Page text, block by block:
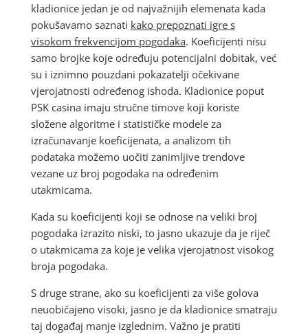
kladionice jedan je od najvažnijih elemenata kada
pokušavamo saznati kako prepoznati igre s
visokom frekvencijom pogodaka. Koeficijenti nisu
samo brojke koje određuju potencijalni dobitak, već
su i iznimno pouzdani pokazatelji očekivane
vjerojatnosti određenog ishoda. Kladionice poput
PSK casina imaju stručne timove koji koriste
složene algoritme i statističke modele za
izračunavanje koeficijenata, a analizom tih
podataka možemo uočiti zanimljive trendove
vezane uz broj pogodaka na određenim
utakmicama.
Kada su koeficijenti koji se odnose na veliki broj
pogodaka izrazito niski, to jasno ukazuje da je riječ
o utakmicama za koje je velika vjerojatnost visokog
broja pogodaka.
S druge strane, ako su koeficijenti za više golova
neuobičajeno visoki, jasno je da kladionice smatraju
taj događaj manje izglednim. Važno je pratiti